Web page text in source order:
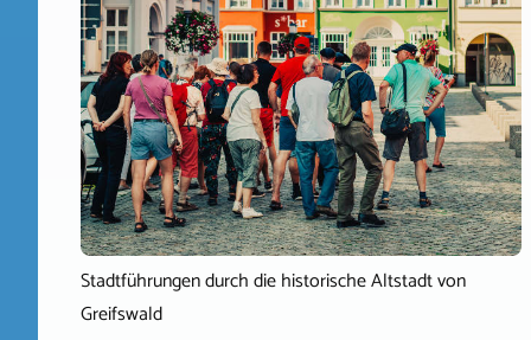
Stadtführungen durch die historische Altstadt von
Greifswald